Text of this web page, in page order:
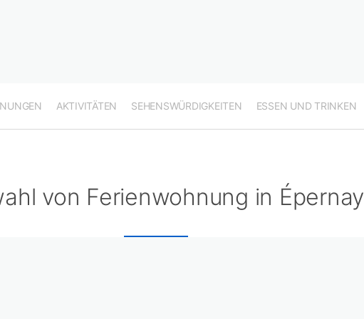
AKTIVITÄTEN SEHENSWÜRDIGKEITEN ESSEN UND TRINKEN
von Ferienwohnung in Épernay